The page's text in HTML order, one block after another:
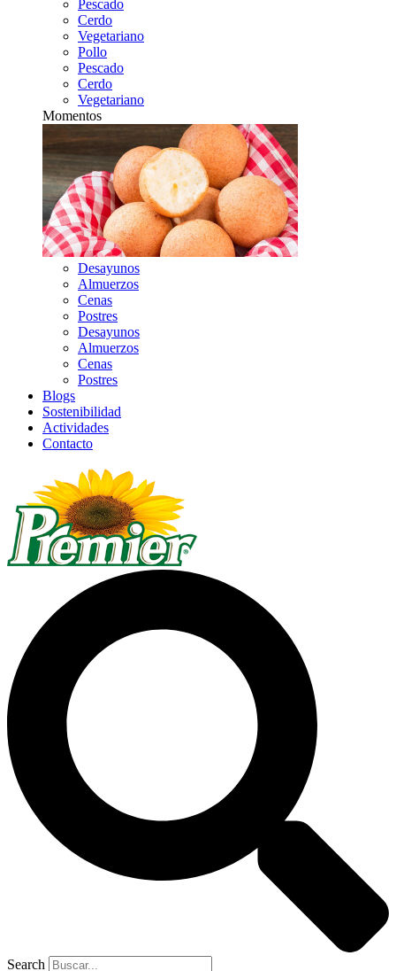
Pescado
Cerdo
Vegetariano
Pollo
Pescado
Cerdo
Vegetariano
Momentos
Desayunos
Almuerzos
Cenas
Postres
Desayunos
Almuerzos
Cenas
Postres
Blogs
Sostenibilidad
Actividades
Contacto
Search